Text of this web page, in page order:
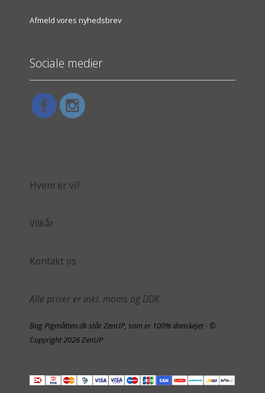
Afmeld vores nyhedsbrev
Sociale medier
Hvem er vi?
Vilkår
Kontakt os
Alle priser er inkl. moms og DDK
Bag Pigmåtten.dk står ZenUP, som er 100% danskejet - ©
Copyright 2026 ZenUP